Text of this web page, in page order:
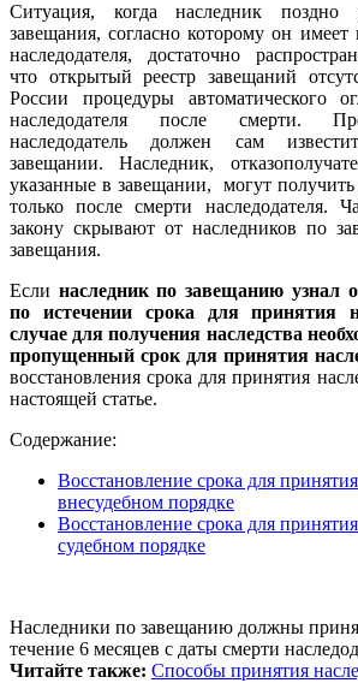
Ситуация, когда наследник
завещания, согласно которому он
наследодателя, достаточно
что открытый реестр завещаний
России процедуры автоматического
наследодателя после смерти.
наследодатель должен сам
завещании. Наследник,
указанные в завещании, могут получить
только после смерти наследодателя.
закону скрывают от наследников по
завещания.
Если наследник по завещанию узнал
по истечении
срока для принятия
случае дляполучения наследства
пропущенный срок для принятия
восстановления срока для принятия
настоящей статье.
Содержание:
Восстановление срока для
внесудебном порядке
Восстановление срока для
судебном порядке
Наследники по завещанию должны
течение 6 месяцев с даты смерти
Читайте также: Способы принятия